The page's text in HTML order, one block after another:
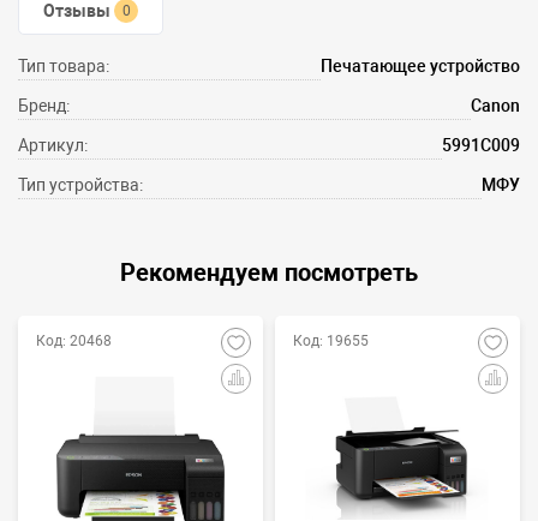
Отзывы 0
Тип товара: Печатающее устройство
Бренд: Canon
Артикул: 5991C009
Тип устройства: МФУ
Рекомендуем посмотреть
Код: 20468 Код: 19655